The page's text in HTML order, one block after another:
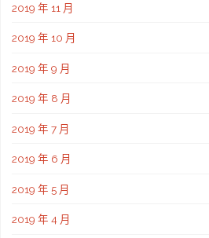
2019 年 11 月
2019 年 10 月
2019 年 9 月
2019 年 8 月
2019 年 7 月
2019 年 6 月
2019 年 5 月
2019 年 4 月